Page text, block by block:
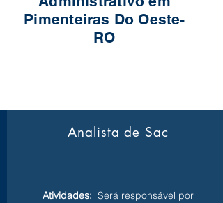
Pimenteiras Do Oeste-
RO
Analista de Sac
Atividades: Será responsável por